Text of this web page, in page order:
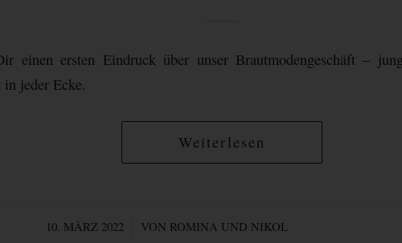
einen ersten Eindruck über unser Brautmodengeschäft –
jeder Ecke.
Weiterlesen
10. MÄRZ 2022
/ VON ROMINA UND NIKOL